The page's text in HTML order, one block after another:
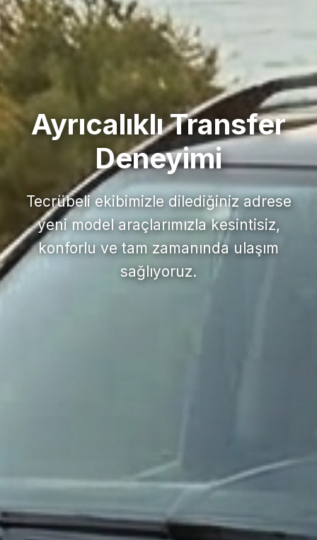
Ayrıcalıklı Transfer
Deneyimi
Tecrübeli ekibimizle dilediğiniz adrese
yeni model araçlarımızla kesintisiz,
konforlu ve tam zamanında ulaşım
sağlıyoruz.